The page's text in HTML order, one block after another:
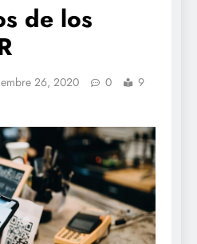
de los
26, 2020 0
9